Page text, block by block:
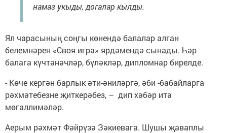
намаз укыды, догалар кылды.
Ял чарасының соңгы көнендә балалар алган
белемнәрен «Своя игра» ярдәмендә сынады. Һәр
балага күчтәнәчләр, бүләкләр, дипломнар бирелде.
- Көче кергән барлык әти-әниләргә, әби -бабайларга
рәхмәтебезне җиткерәбез, – дип хәбәр итә
мөгаллимәләр.
Аерым рәхмәт Фәйрүзә Зәкиевага. Шушы җаваплы